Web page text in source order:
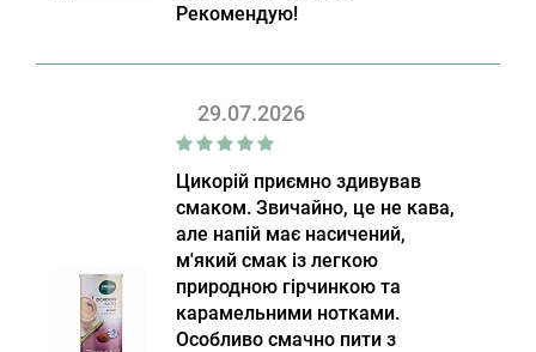
Рекомендую!
29.07.2026
Цикорій приємно здивував
смаком. Звичайно, це не кава,
але напій має насичений,
м'який смак із легкою
природною гірчинкою та
карамельними нотками.
Особливо смачно пити з